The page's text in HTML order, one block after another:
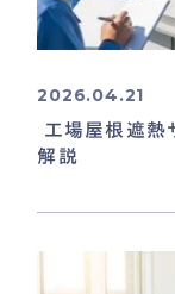
2026.04.21
工場屋根遮熱
解説